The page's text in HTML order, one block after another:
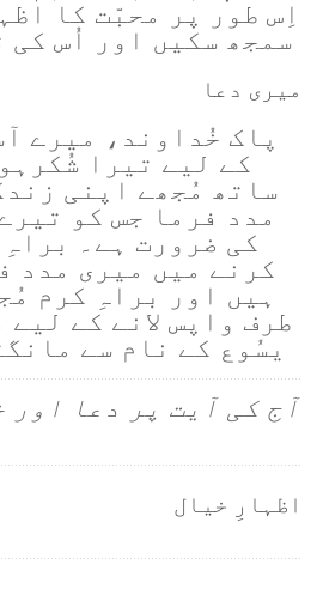
اِس طور پر محبّت کا
سمجھ سکیں اور اُس کی
میری دعا
پاک خُداوند، میرے
کے لیے تیرا
ساتھ مُجھے اپنی
مدد فرما جس کو
کی ضرورت ہے۔
کرنے میں میری مدد
ہیں اور براہِ کرم
طرف واپس لانے کے
یسُوع کے نام سے
آج کی آیت پر دعا اور
اظہارِ خیال